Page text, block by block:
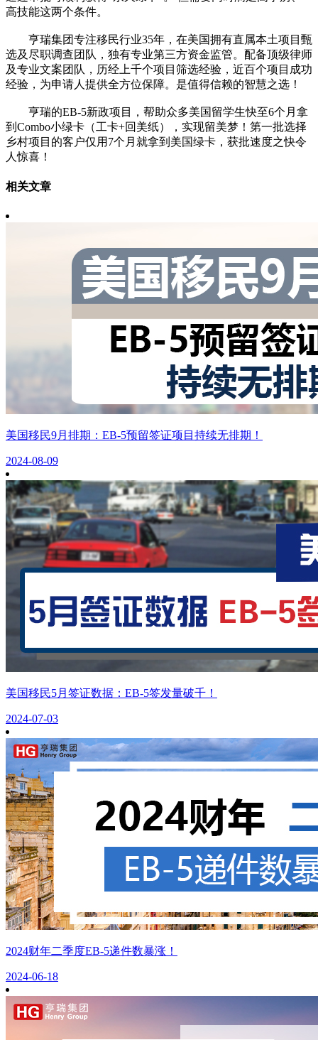
高技能这两个条件。
亨瑞集团专注移民行业35年，在美国拥有直属本土项目甄
选及尽职调查团队，独有专业第三方资金监管。配备顶级律师
及专业文案团队，历经上千个项目筛选经验，近百个项目成功
经验，为申请人提供全方位保障。是值得信赖的智慧之选！
亨瑞的EB-5新政项目，帮助众多美国留学生快至6个月拿
到Combo小绿卡（工卡+回美纸），实现留美梦！第一批选择
乡村项目的客户仅用7个月就拿到美国绿卡，获批速度之快令
人惊喜！
相关文章
美国移民9月排期：EB-5预留签证项目持续无排期！
2024-08-09
美国移民5月签证数据：EB-5签发量破千！
2024-07-03
2024财年二季度EB-5递件数暴涨！
2024-06-18